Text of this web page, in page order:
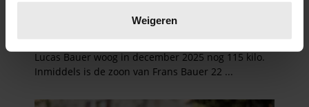
verwerkt en stel uw voorkeuren in het
intrekken in de Cookieverklaring.
personaliseren, om functies voor social media te bieden
Weigeren